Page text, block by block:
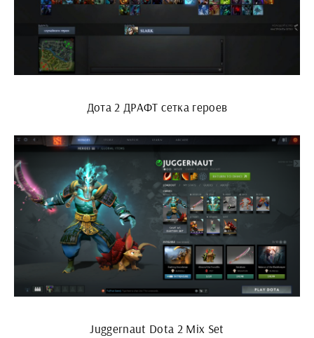
Дота 2 ДРАФТ сетка героев
Juggernaut Dota 2 Mix Set